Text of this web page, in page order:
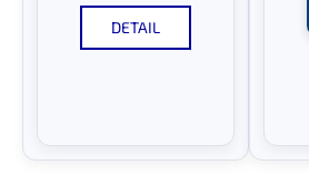
DETAIL